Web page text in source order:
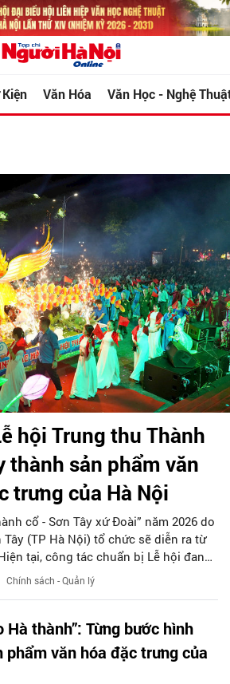
Văn Hóa Văn Học - Nghệ
hội Trung thu Thành
thành sản phẩm văn
trưng của Hà Nội
cổ - Sơn Tây xứ Đoài” năm 2026 do
Tây (TP Hà Nội) tổ chức sẽ diễn ra từ
tại, công tác chuẩn bị Lễ hội đang
Sơn Tây cùng các phòng, ban,
tổ dân phố khẩn trương triển khai, tạo
thu quy mô, đặc sắc và giàu bản sắc
văn hóa xứ Đoài.
Chính sách - Quản lý
Hà thành”: Từng bước hình
phẩm văn hóa đặc trưng của